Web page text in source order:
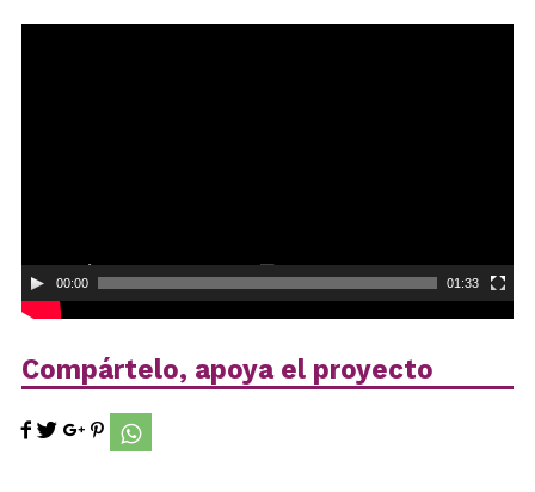
00:00 01:33
Compártelo, apoya el proyecto